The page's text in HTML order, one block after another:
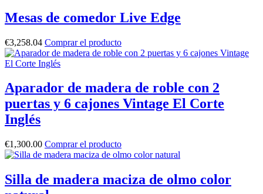
Mesas de comedor Live Edge
€3,258.04 Comprar el producto
Aparador de madera de roble con 2
puertas y 6 cajones Vintage El Corte
Inglés
€1,300.00 Comprar el producto
Silla de madera maciza de olmo color